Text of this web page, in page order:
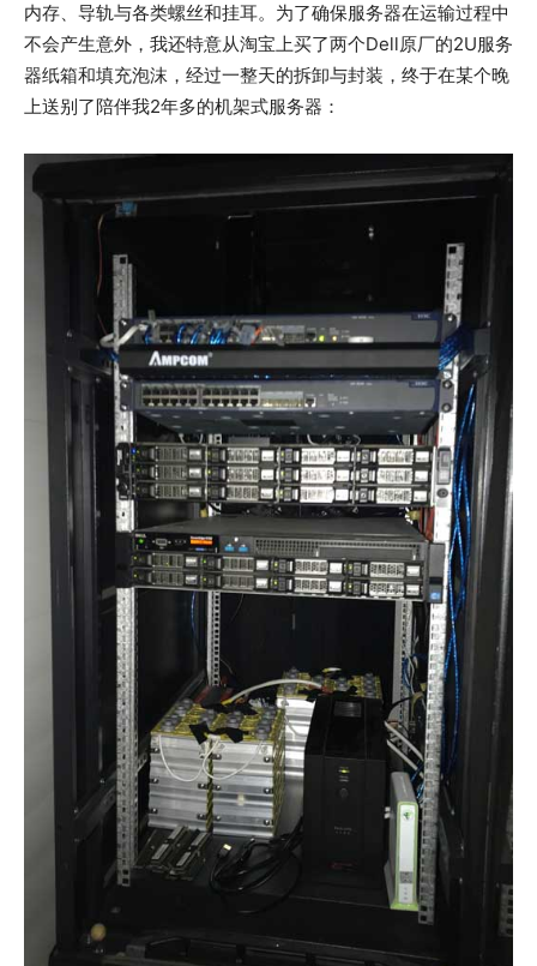
内存、导轨与各类螺丝和挂耳。为了确保服务器在运输过程中
不会产生意外，我还特意从淘宝上买了两个Dell原厂的2U服务
器纸箱和填充泡沫，经过一整天的拆卸与封装，终于在某个晚
上送别了陪伴我2年多的机架式服务器：